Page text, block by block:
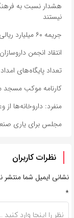
هشدار نسبت به
نیستند
جریمه ۶۰ میلیارد ریالی داروخانه متخلف
انتقاد انجمن
تعداد پایگاه‌های امداد و نجات
کارنامه موکب مسجد مقدس
منفرد: داروخانه‌ها از
مجلس برای یاری
نظرات کاربران
نشانی ایمیل شما
*